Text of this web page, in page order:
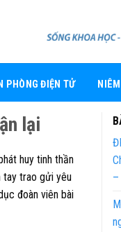
PHÒNG ĐIỆN TỬ
lại
huy tinh thần
tay trao gửi yêu
đoàn viên bài
–